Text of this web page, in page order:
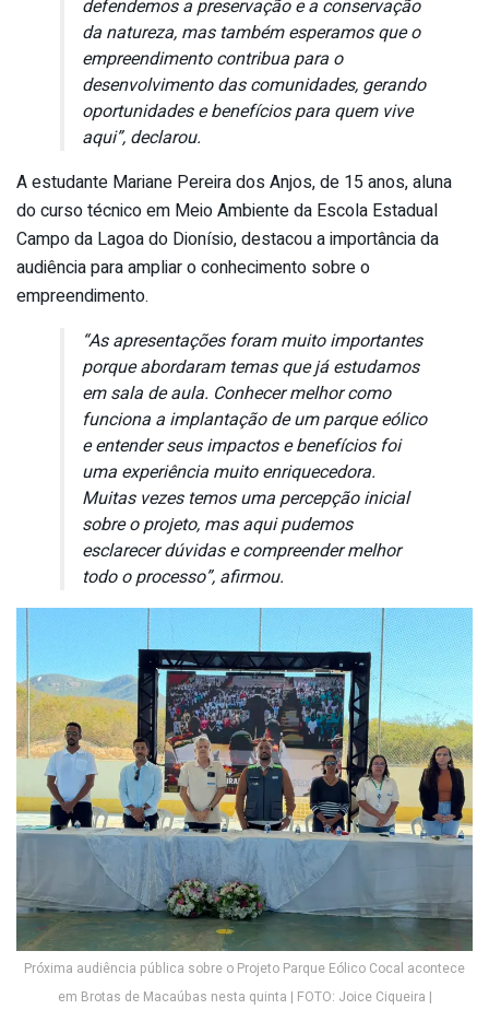
defendemos a preservação e a conservação
da natureza, mas também esperamos que o
empreendimento contribua para o
desenvolvimento das comunidades, gerando
oportunidades e benefícios para quem vive
aqui”, declarou.
A estudante Mariane Pereira dos Anjos, de 15 anos, aluna
do curso técnico em Meio Ambiente da Escola Estadual
Campo da Lagoa do Dionísio, destacou a importância da
audiência para ampliar o conhecimento sobre o
empreendimento.
“As apresentações foram muito importantes
porque abordaram temas que já estudamos
em sala de aula. Conhecer melhor como
funciona a implantação de um parque eólico
e entender seus impactos e benefícios foi
uma experiência muito enriquecedora.
Muitas vezes temos uma percepção inicial
sobre o projeto, mas aqui pudemos
esclarecer dúvidas e compreender melhor
todo o processo”, afirmou.
Próxima audiência pública sobre o Projeto Parque Eólico Cocal acontece
em Brotas de Macaúbas nesta quinta | FOTO: Joice Ciqueira |